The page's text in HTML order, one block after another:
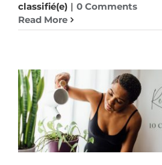
classifié(e) | 0 Comments
Read More